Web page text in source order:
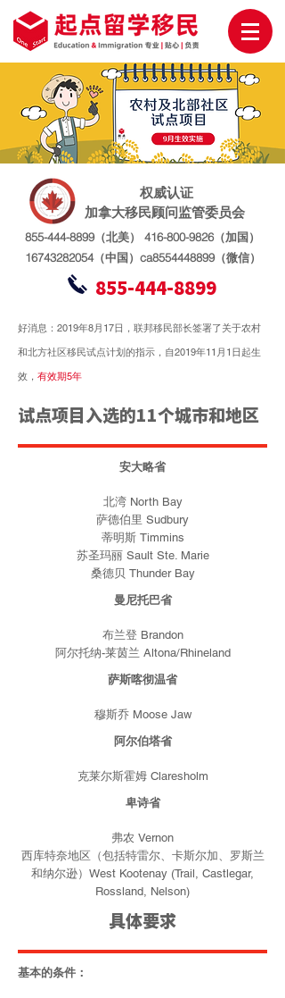
权威认证
加拿大移民顾问监管委员会
855-444-8899（北美） 416-800-9826 （加国）
16743282054（中国） ca8554448899（微信）
855-444-8899
好消息：2019年8月17日，联邦移民部长签署了关于农村
和北方社区移民试点计划的指示， 自2019年11月1日起生
效， 有效期5年
试点项目入选的11个城市和地区
安大略省
北湾 North Bay
萨德伯里 Sudbury
蒂明斯 Timmins
苏圣玛丽 Sault Ste. Marie
桑德贝 Thunder Bay
曼尼托巴省
布兰登 Brandon
阿尔托纳-莱茵兰 Altona/Rhineland
萨斯喀彻温省
穆斯乔 Moose Jaw
阿尔伯塔省
克莱尔斯霍姆 Claresholm
卑诗省
弗农 Vernon
西库特奈地区（包括特雷尔、卡斯尔加、罗斯兰
和纳尔逊）West Kootenay (Trail, Castlegar,
Rossland, Nelson)
具体要求
基本的条件：